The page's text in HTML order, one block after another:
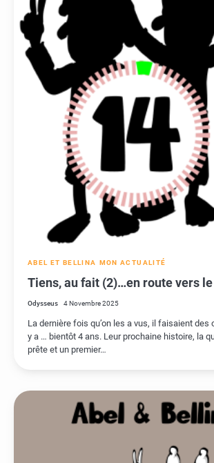
ABEL ET BELLINA MON ACTUALITÉ
Tiens, au fait (2)…en route vers le
Odysseus 4 Novembre 2025
La dernière fois qu’on les a vus, il faisaient des
y a … bientôt 4 ans. Leur prochaine histoire, la
prête et un premier…